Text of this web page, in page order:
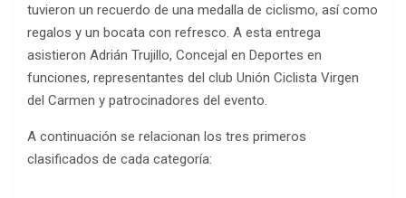
tuvieron un recuerdo de una medalla de ciclismo, así como
regalos y un bocata con refresco. A esta entrega
asistieron Adrián Trujillo, Concejal en Deportes en
funciones, representantes del club Unión Ciclista Virgen
del Carmen y patrocinadores del evento.
A continuación se relacionan los tres primeros
clasificados de cada categoría: